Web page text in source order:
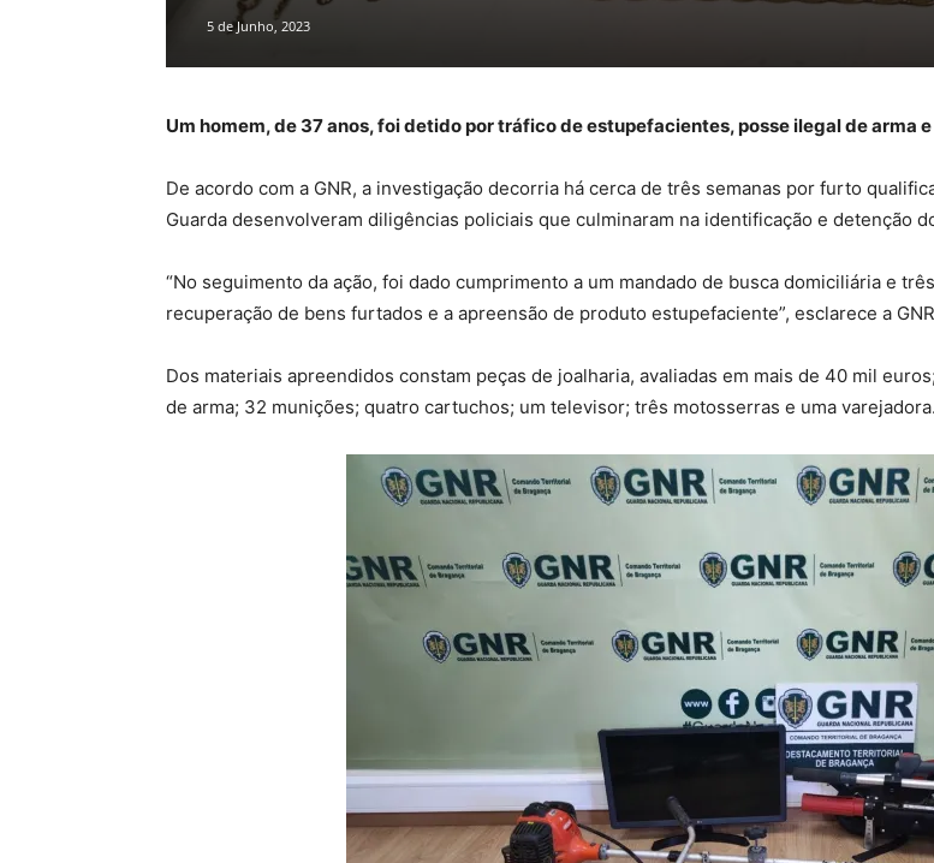
5 de Junho, 2023
Um homem, de 37 anos, foi detido por tráfico de estupefacientes, posse ilegal de arma
De acordo com a GNR, a investigação decorria há cerca de três semanas por furto
Guarda desenvolveram diligências policiais que culminaram na identificação e detenção
“No seguimento da ação, foi dado cumprimento a um mandado de busca domiciliária e
recuperação de bens furtados e a apreensão de produto estupefaciente”, esclarece a
Dos materiais apreendidos constam peças de joalharia, avaliadas em mais de 40 mil
de arma; 32 munições; quatro cartuchos; um televisor; três motosserras e uma varejadora.